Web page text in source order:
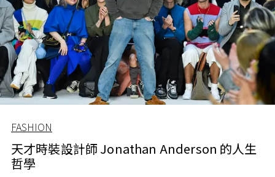
FASHION
天才時裝設計師 Jonathan Anderson 的人生
哲學